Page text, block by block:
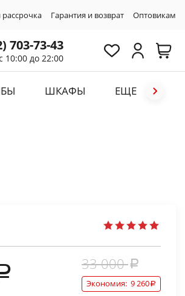
рассрочка Гарантия и возврат Оптовикам
703-73-43
10:00 до 22:00
ШКАФЫ ЕЩЕ
33 000
Экономия: 9 260